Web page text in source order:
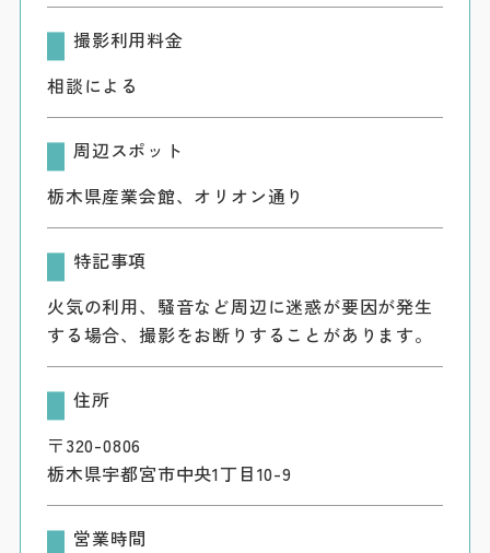
撮影利用料金
相談による
周辺スポット
栃木県産業会館、オリオン通り
特記事項
火気の利用、騒音など周辺に迷惑が要因が発生
する場合、撮影をお断りすることがあります。
住所
〒320-0806
栃木県宇都宮市中央1丁目10-9
営業時間